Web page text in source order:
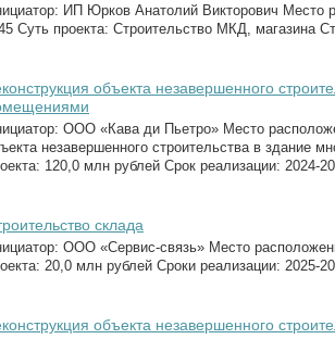
ИП Юрков Анатолий Викторович Место
Суть проекта: Строительство МКД, магазина
объекта незавершенного
ООО «Кава ди Пьетро» Место
незавершенного строительства в здание
120,0 млн рублей Срок реализации: 2024-
склада
ООО «Сервис-связь» Место
20,0 млн рублей Сроки реализации: 2025-
объекта незавершенного